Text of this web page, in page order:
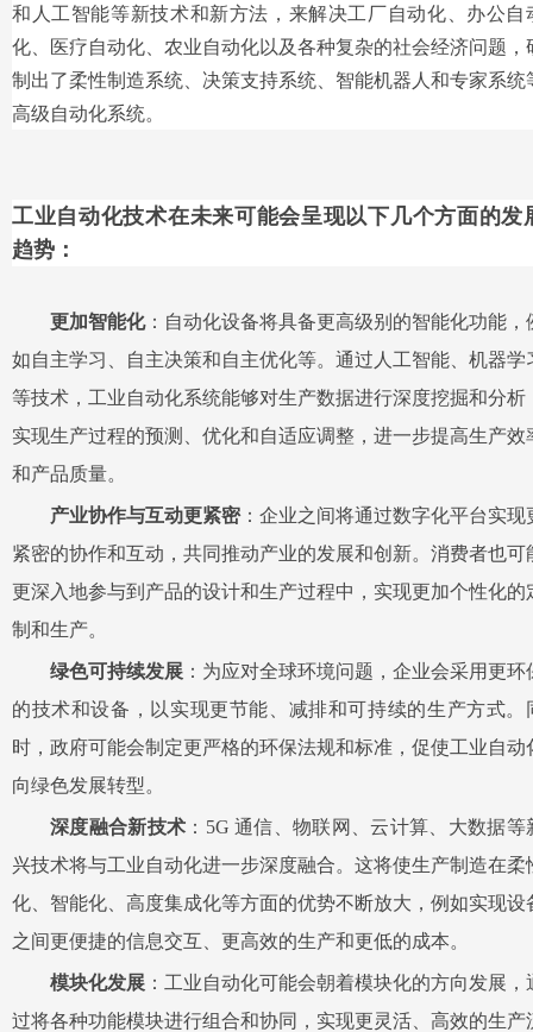
和人工智能等新技术和新方法，来解决工厂自动化、办公自
化、医疗自动化、农业自动化以及各种复杂的社会经济问题，
制出了柔性制造系统、决策支持系统、智能机器人和专家系统
高级自动化系统。
工业自动化技术在未来可能会呈现以下几个方面的发
趋势：
更加智能化：自动化设备将具备更高级别的智能化功能，
如自主学习、自主决策和自主优化等。通过人工智能、机器学
等技术，工业自动化系统能够对生产数据进行深度挖掘和分析
实现生产过程的预测、优化和自适应调整，进一步提高生产效
和产品质量。
产业协作与互动更紧密：企业之间将通过数字化平台实现
紧密的协作和互动，共同推动产业的发展和创新。消费者也可
更深入地参与到产品的设计和生产过程中，实现更加个性化的
制和生产。
绿色可持续发展 ：为应对全球环境问题，企业会采用更环
的技术和设备，以实现更节能、减排和可持续的生产方式。
时，政府可能会制定更严格的环保法规和标准，促使工业自动
向绿色发展转型。
深度融合新技术 ：5G 通信、物联网、云计算、大数据等
兴技术将与工业自动化进一步深度融合。这将使生产制造在柔
化、智能化、高度集成化等方面的优势不断放大，例如实现设
之间更便捷的信息交互、更高效的生产和更低的成本。
模块化发展 ：工业自动化可能会朝着模块化的方向发展，
过将各种功能模块进行组合和协同，实现更灵活、高效的生产